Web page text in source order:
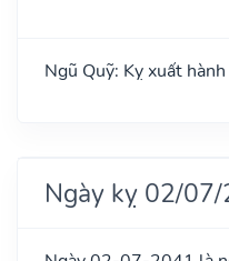
Ngũ Quỹ: Kỵ xuất hành
Ngày kỵ 02/